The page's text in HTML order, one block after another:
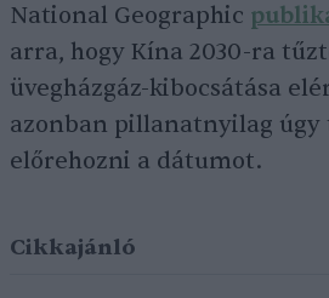
National Geographic
arra, hogy Kína 2030-ra
üvegházgáz-kibocsátása
azonban pillanatnyilag
előrehozni a dátumot.
Cikkajánló